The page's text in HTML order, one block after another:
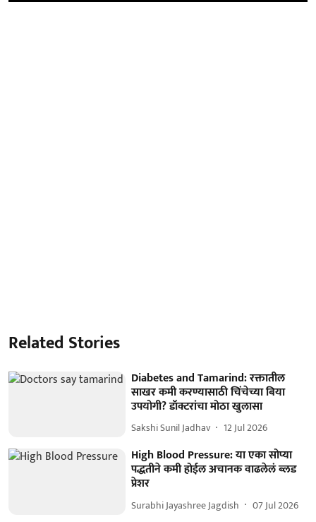
Related Stories
Diabetes and Tamarind: रक्तातील
साखर कमी करण्यासाठी चिंचेच्या बिया
उपयोगी? डॉक्टरांचा मोठा खुलासा
Sakshi Sunil Jadhav 12 Jul 2026
High Blood Pressure: या एका सोप्या
पद्धतीने कमी होईल अचानक वाढलेलं ब्लड
प्रेशर
Surabhi Jayashree Jagdish 07 Jul 2026